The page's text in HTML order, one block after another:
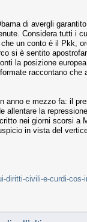
di avergli
Considera tutti i
un conto è il Pkk,
si è sentito
la posizione
raccontano
e mezzo fa: il
la
nei giorni scorsi a
in vista del
civili-e-curdi-